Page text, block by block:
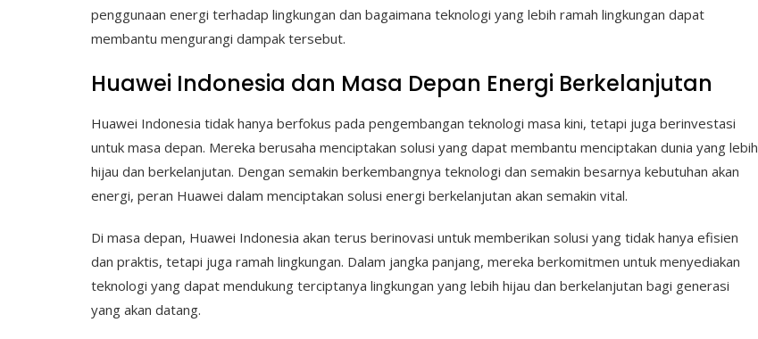
penggunaan energi terhadap lingkungan dan bagaimana teknologi yang lebih ramah lingkungan dapat
membantu mengurangi dampak tersebut.
Huawei Indonesia dan Masa Depan Energi Berkelanjutan
Huawei Indonesia tidak hanya berfokus pada pengembangan teknologi masa kini, tetapi juga berinvestasi
untuk masa depan. Mereka berusaha menciptakan solusi yang dapat membantu menciptakan dunia yang lebih
hijau dan berkelanjutan. Dengan semakin berkembangnya teknologi dan semakin besarnya kebutuhan akan
energi, peran Huawei dalam menciptakan solusi energi berkelanjutan akan semakin vital.
Di masa depan, Huawei Indonesia akan terus berinovasi untuk memberikan solusi yang tidak hanya efisien
dan praktis, tetapi juga ramah lingkungan. Dalam jangka panjang, mereka berkomitmen untuk menyediakan
teknologi yang dapat mendukung terciptanya lingkungan yang lebih hijau dan berkelanjutan bagi generasi
yang akan datang.